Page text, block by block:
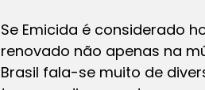
Se Emicida é considerado
renovado não apenas na
Brasil fala-se muito de